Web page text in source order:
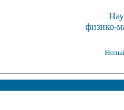
физико-